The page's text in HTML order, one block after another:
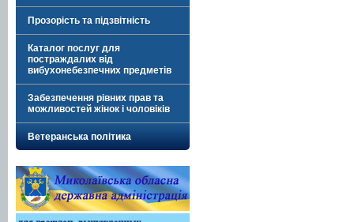
Прозорість та підзвітність
Каталог послуг для
постраждалих від
вибухонебезпечних предметів
Забезпечення рівних прав та
можливостей жінок і чоловіків
Ветеранська політика